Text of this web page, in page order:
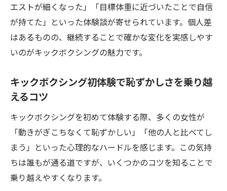
エストが細くなった」「目標体重に近づいたことで自信
が持てた」といった体験談が寄せられています。個人差
はあるものの、継続することで確かな変化を実感しやす
いのがキックボクシングの魅力です。
キックボクシング初体験で恥ずかしさを乗り越
えるコツ
キックボクシングを初めて体験する際、多くの女性が
「動きがぎこちなくて恥ずかしい」「他の人と比べてし
まう」といった心理的なハードルを感じます。この気持
ちは誰もが通る道ですが、いくつかのコツを知ることで
乗り越えやすくなります。